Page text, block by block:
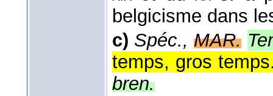
belgicisme dans
c) Spéc., MAR.
temps, gros
bren.